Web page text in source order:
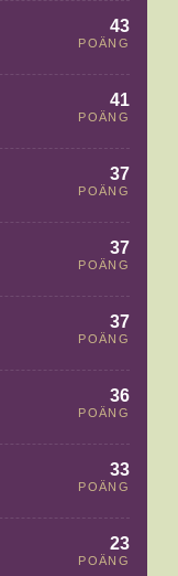
43
POÄNG
41
POÄNG
37
POÄNG
37
POÄNG
37
POÄNG
36
POÄNG
33
POÄNG
23
POÄNG